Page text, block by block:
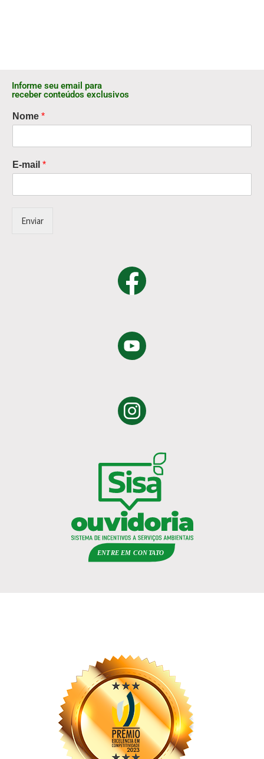
Informe seu email para
receber conteúdos exclusivos
Nome *
E-mail *
Enviar
ENTRE EM CONTATO